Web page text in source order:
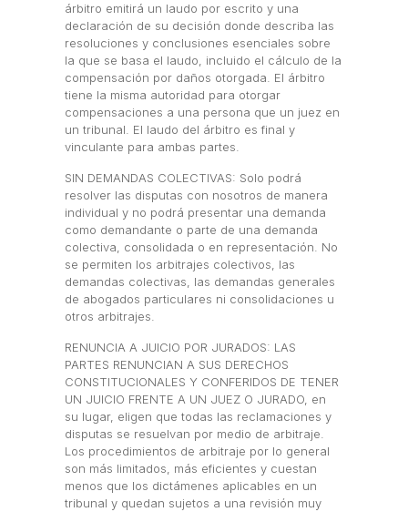
árbitro emitirá un laudo por escrito y una
declaración de su decisión donde describa las
resoluciones y conclusiones esenciales sobre
la que se basa el laudo, incluido el cálculo de la
compensación por daños otorgada. El árbitro
tiene la misma autoridad para otorgar
compensaciones a una persona que un juez en
un tribunal. El laudo del árbitro es final y
vinculante para ambas partes.
SIN DEMANDAS COLECTIVAS: Solo podrá
resolver las disputas con nosotros de manera
individual y no podrá presentar una demanda
como demandante o parte de una demanda
colectiva, consolidada o en representación. No
se permiten los arbitrajes colectivos, las
demandas colectivas, las demandas generales
de abogados particulares ni consolidaciones u
otros arbitrajes.
RENUNCIA A JUICIO POR JURADOS: LAS
PARTES RENUNCIAN A SUS DERECHOS
CONSTITUCIONALES Y CONFERIDOS DE TENER
UN JUICIO FRENTE A UN JUEZ O JURADO, en
su lugar, eligen que todas las reclamaciones y
disputas se resuelvan por medio de arbitraje.
Los procedimientos de arbitraje por lo general
son más limitados, más eficientes y cuestan
menos que los dictámenes aplicables en un
tribunal y quedan sujetos a una revisión muy